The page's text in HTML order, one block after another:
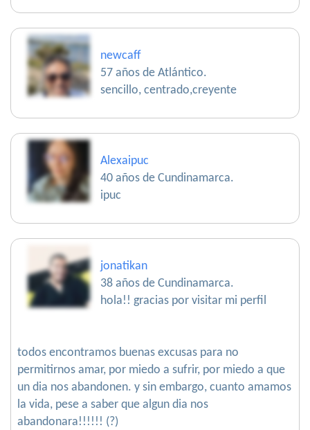
newcaff
57 años de Atlántico.
sencillo, centrado,creyente
Alexaipuc
40 años de Cundinamarca.
ipuc
jonatikan
38 años de Cundinamarca.
hola!! gracias por visitar mi perfil
todos encontramos buenas excusas para no
permitirnos amar, por miedo a sufrir, por miedo a que
un dia nos abandonen. y sin embargo, cuanto amamos
la vida, pese a saber que algun dia nos
abandonara!!!!!! (?)